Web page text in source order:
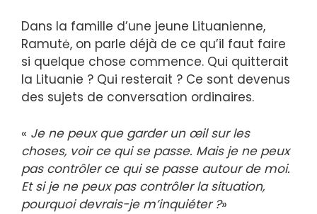
Dans la famille d’une jeune Lituanienne,
Ramutė, on parle déjà de ce qu’il faut faire
si quelque chose commence. Qui quitterait
la Lituanie ? Qui resterait ? Ce sont devenus
des sujets de conversation ordinaires.
« Je ne peux que garder un œil sur les
choses, voir ce qui se passe. Mais je ne peux
pas contrôler ce qui se passe autour de moi.
Et si je ne peux pas contrôler la situation,
pourquoi devrais-je m’inquiéter ?»